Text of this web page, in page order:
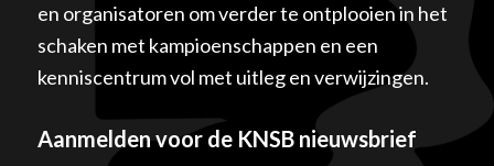
en organisatoren om verder te ontplooien in het
schaken met kampioenschappen en een
kenniscentrum vol met uitleg en verwijzingen.
Aanmelden voor de KNSB nieuwsbrief